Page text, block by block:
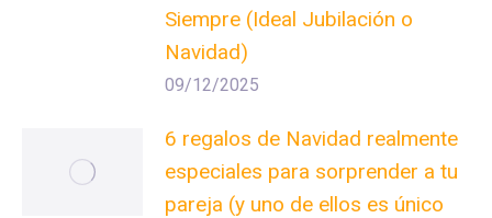
Siempre (Ideal Jubilación o
Navidad)
09/12/2025
6 regalos de Navidad realmente
especiales para sorprender a tu
pareja (y uno de ellos es único